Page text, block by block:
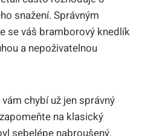
snažení. Správným
se váš bramborový knedlík
a nepoživatelnou
chybí už jen správný
na klasický